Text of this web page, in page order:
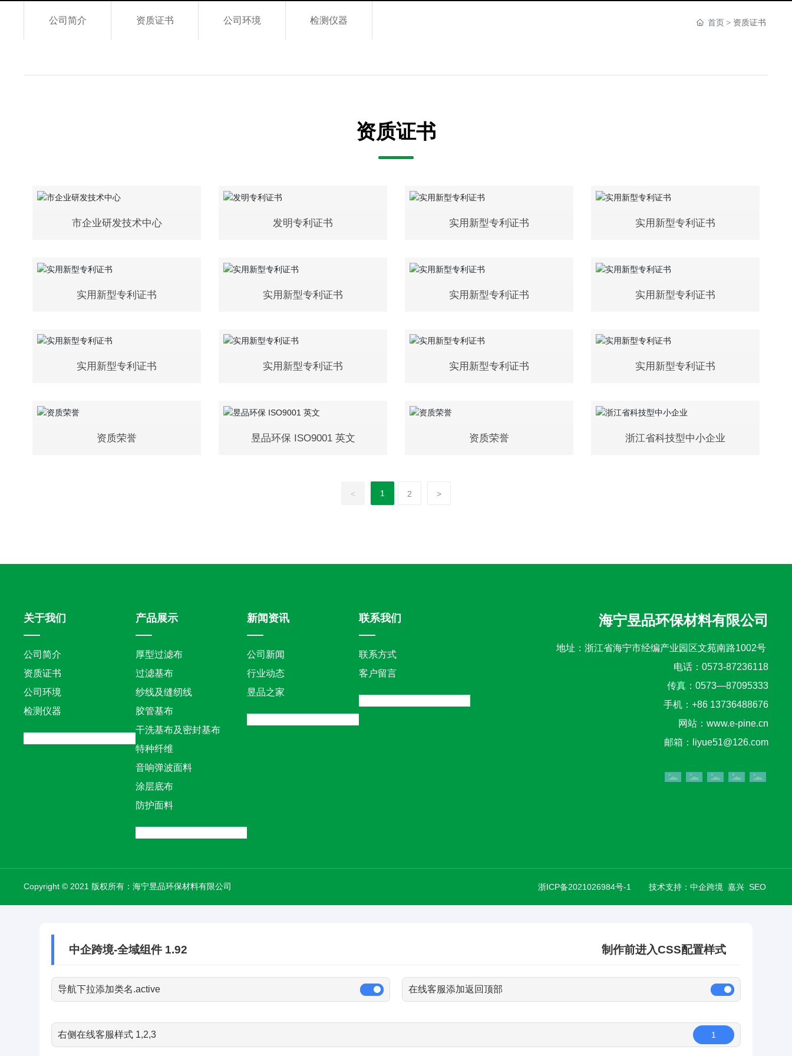
公司简介 资质证书 公司环境 检测仪器 首页 资质证书
资质证书
市企业研发技术中心 发明专利证书 实用新型专利证书 实用新型专利证书
实用新型专利证书 实用新型专利证书 实用新型专利证书 实用新型专利证书
实用新型专利证书 实用新型专利证书 实用新型专利证书 实用新型专利证书
资质荣誉 昱品环保 ISO9001 英文 资质荣誉 浙江省科技型中小企业
< 1 2 >
关于我们
公司简介
资质证书
公司环境
检测仪器
产品展示
厚型过滤布
过滤基布
纱线及缝纫线
胶管基布
干洗基布及密封基布
特种纤维
音响弹波面料
涂层底布
防护面料
新闻资讯
公司新闻
行业动态
昱品之家
联系我们
联系方式
客户留言
海宁昱品环保材料有限公司
地址：浙江省海宁市经编产业园区文苑南路1002号
电话： 0573-87236118
传真：0573—87095333
手机： +86 13736488676
网站： www.e-pine.cn
邮箱：
liyue51@126.com
Copyright © 2021 版权所有：海宁昱品环保材料有限公司 浙ICP备2021026984号-1 技术支持： 中企跨境 嘉兴 SEO
中企跨境-全域组件 1.92 制作前进入CSS配置样式
导航下拉添加类名.active 在线客服添加返回顶部
右侧在线客服样式 1,2,3 1